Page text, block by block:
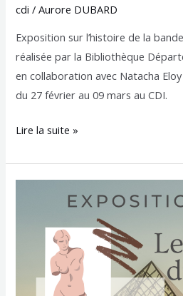
cdi /Aurore DUBARD
Exposition sur l’histoire de la
réalisée par la Bibliothèque
en collaboration avec Natacha
du 27 février au 09 mars au CDI.
Lire la suite »